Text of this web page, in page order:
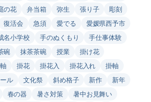
の花 弁当箱 弥生 張り子
彫刻
復活会 急須 愛でる
愛媛県西予市
名小学校 手のぬくもり
手仕事体験
碗 抹茶茶碗 授業
掛け花
掛花 掛花入 掛花入れ
掛軸
ル 文化祭 斜め格子 新作
新年
春の器 暑さ対策
暑中お見舞い